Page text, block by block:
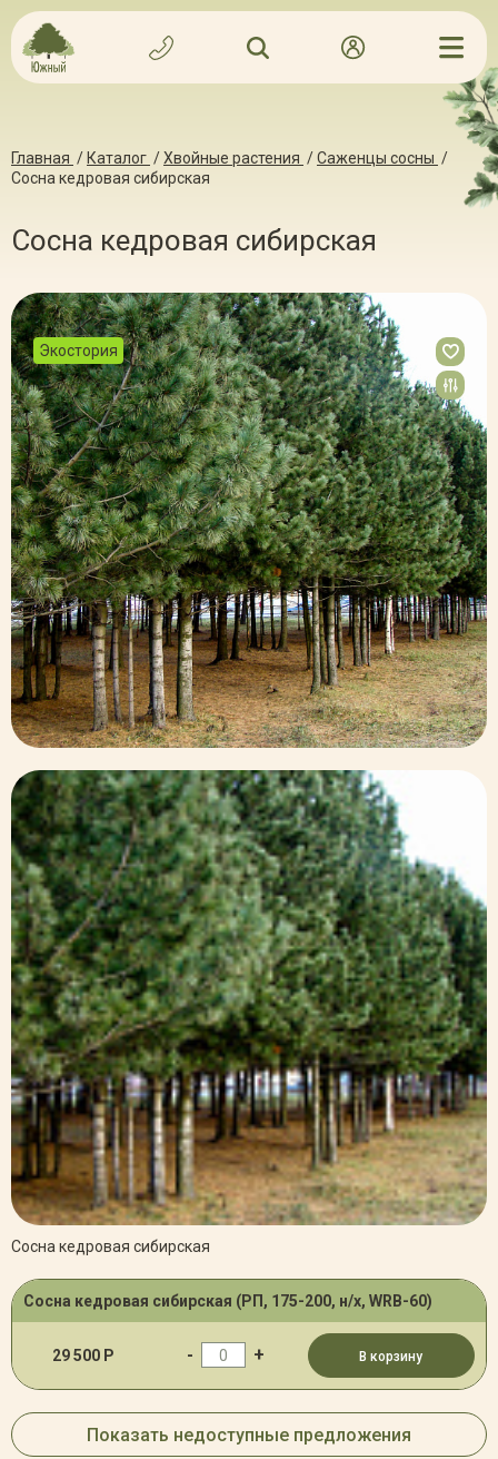
Главная / Каталог /Хвойные растения /Саженцы сосны /
Сосна кедровая сибирская
Сосна кедровая сибирская
Экостория
Сосна кедровая сибирская
Сосна кедровая сибирская (РП, 175-200, н/х, WRB-60)
29 500 Р - + В корзину
Показать недоступные предложения